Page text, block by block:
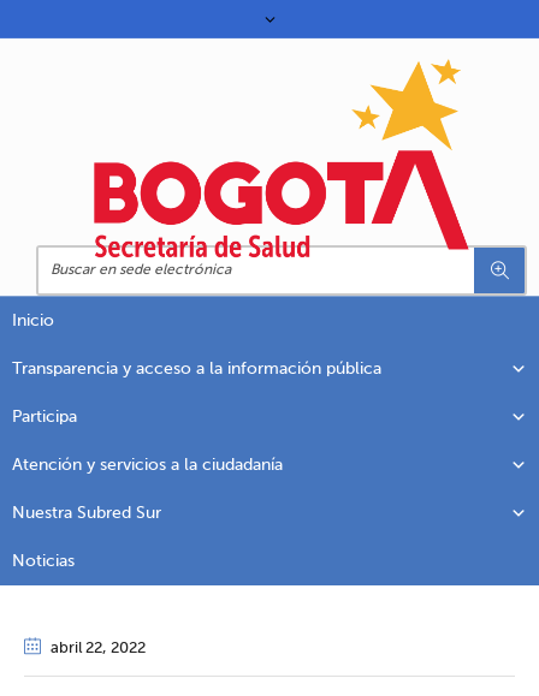
Inicio
Transparencia y acceso a la información pública
Participa
Atención y servicios a la ciudadanía
Nuestra Subred Sur
Noticias
abril 22, 2022